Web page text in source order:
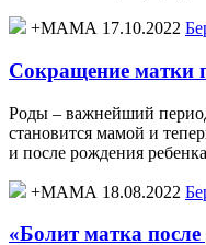
+МАМА 17.10.2022
Сокращение матки
Роды – важнейший
становится мамой и
и после рождения
+МАМА 18.08.2022
«Болит матка